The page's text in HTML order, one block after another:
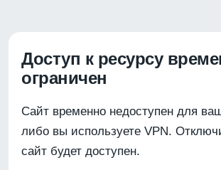
Доступ к ресурсу
ограничен
Сайт временно недоступен для
либо вы используете VPN.
сайт будет доступен.